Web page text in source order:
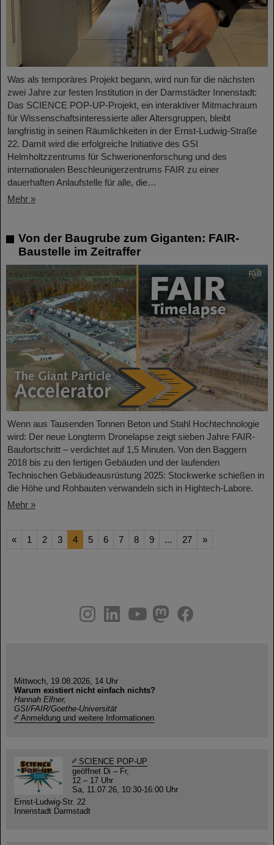
Was als temporäres Projekt begann, wird nun für die nächsten
zwei Jahre zur festen Institution in der Darmstädter Innenstadt:
Das SCIENCE POP-UP-Projekt, ein interaktiver Mitmachraum
für Wissenschaftsinteressierte aller Altersgruppen, bleibt
langfristig in seinen Räumlichkeiten in der Ernst-Ludwig-Straße
22. Damit wird die erfolgreiche Initiative des GSI
Helmholtzzentrums für Schwerionenforschung und des
internationalen Beschleunigerzentrums FAIR zu einer
dauerhaften Anlaufstelle für alle, die…
Mehr »
Von der Baugrube zum Giganten: FAIR-
Baustelle im Zeitraffer
Wenn aus Tausenden Tonnen Beton und Stahl Hochtechnologie
wird: Der neue Longterm Dronelapse zeigt sieben Jahre FAIR-
Baufortschritt – verdichtet auf 1,5 Minuten. Von den Baggern
2018 bis zu den fertigen Gebäuden und der laufenden
Technischen Gebäudeausrüstung 2025: Stockwerke schießen in
die Höhe und Rohbauten verwandeln sich in Hightech-Labore.​
Mehr »
« 1 2 3 4 5 6 7 8 9 ... 27 »
youtube
helmholtz.social
facebook
Mittwoch, 19.08.2026, 14 Uhr
Warum existiert nicht einfach nichts?
Hannah Elfner,
GSI/FAIR/Goethe-Universität
Anmeldung und weitere Informationen
SCIENCE POP-UP
geöffnet Di – Fr,
12 – 17 Uhr
Sa, 11.07.26, 10:30-16:00 Uhr
Ernst-Ludwig-Str. 22
Innenstadt Darmstadt